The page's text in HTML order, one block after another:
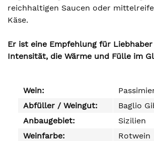
reichhaltigen Saucen oder
Käse.
Er ist eine Empfehlung für
Intensität, die Wärme und Fülle im
Wein:
Abfüller / Weingut:
Baglio
Anbaugebiet:
Sizilien
Weinfarbe:
Rotwein